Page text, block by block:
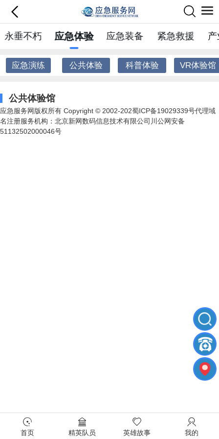
永垂不朽 应急体验 应急装备 紧急救援
应急演练
公共体验
科普体验
VR体验馆
公共体验馆
首页 精英队员 英雄故事 我的
应急服务网版权所有 Copyright © 2002-202蜀ICP备19029339号代理域
名注册服务机构：北京新网数码信息技术有限公司川公网安备
51132502000046号